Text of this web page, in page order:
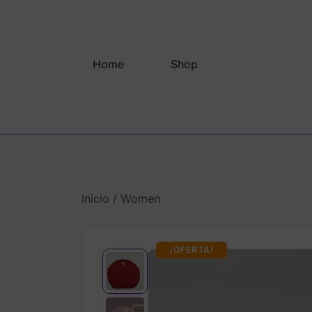
Home
Shop
Inicio / Women
¡OFERTA!